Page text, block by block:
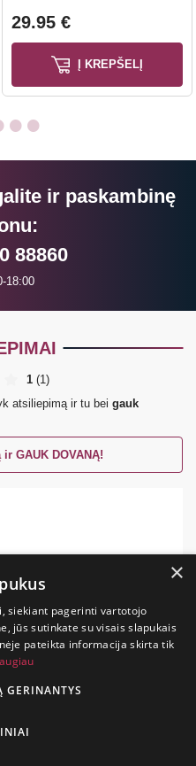
29.95 €
Į KREPŠELĮ
ir paskambinę
88860
18:00
1 (1)
atsiliepimą ir tu bei gauk
GAUK DOVANĄ!
GYVENIMAS
TRUMPAS.
PATIRK
NUOTYKĮ.
×
siekiant pagerinti vartotojo
jūs sutinkate su visais slapukais
pateikta informacija skirta tik
GERINANTYS